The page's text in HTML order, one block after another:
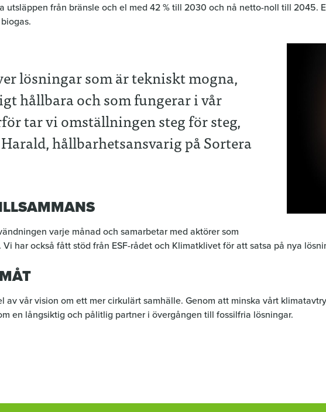
utsläppen från bränsle och el med 42 % till 2030 och nå netto-noll till 2045.
lösningar som är tekniskt mogna,
hållbara och som fungerar i vår
tar vi omställningen steg för steg,
hållbarhetsansvarig på Sortera
varje månad och samarbetar med aktörer som
har också fått stöd från ESF-rådet och Klimatklivet för att satsa på nya
av vår vision om ett mer cirkulärt samhälle. Genom att minska vårt
en långsiktig och pålitlig partner i övergången till fossilfria lösningar.